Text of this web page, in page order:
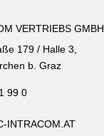
VERTRIEBS GMBH
179 / Halle 3,
b. Graz
99 0
INTRACOM.AT